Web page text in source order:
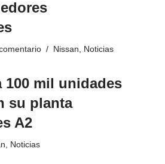
Nissan, Noticias
100 mil unidades
su planta
A2
, Noticias